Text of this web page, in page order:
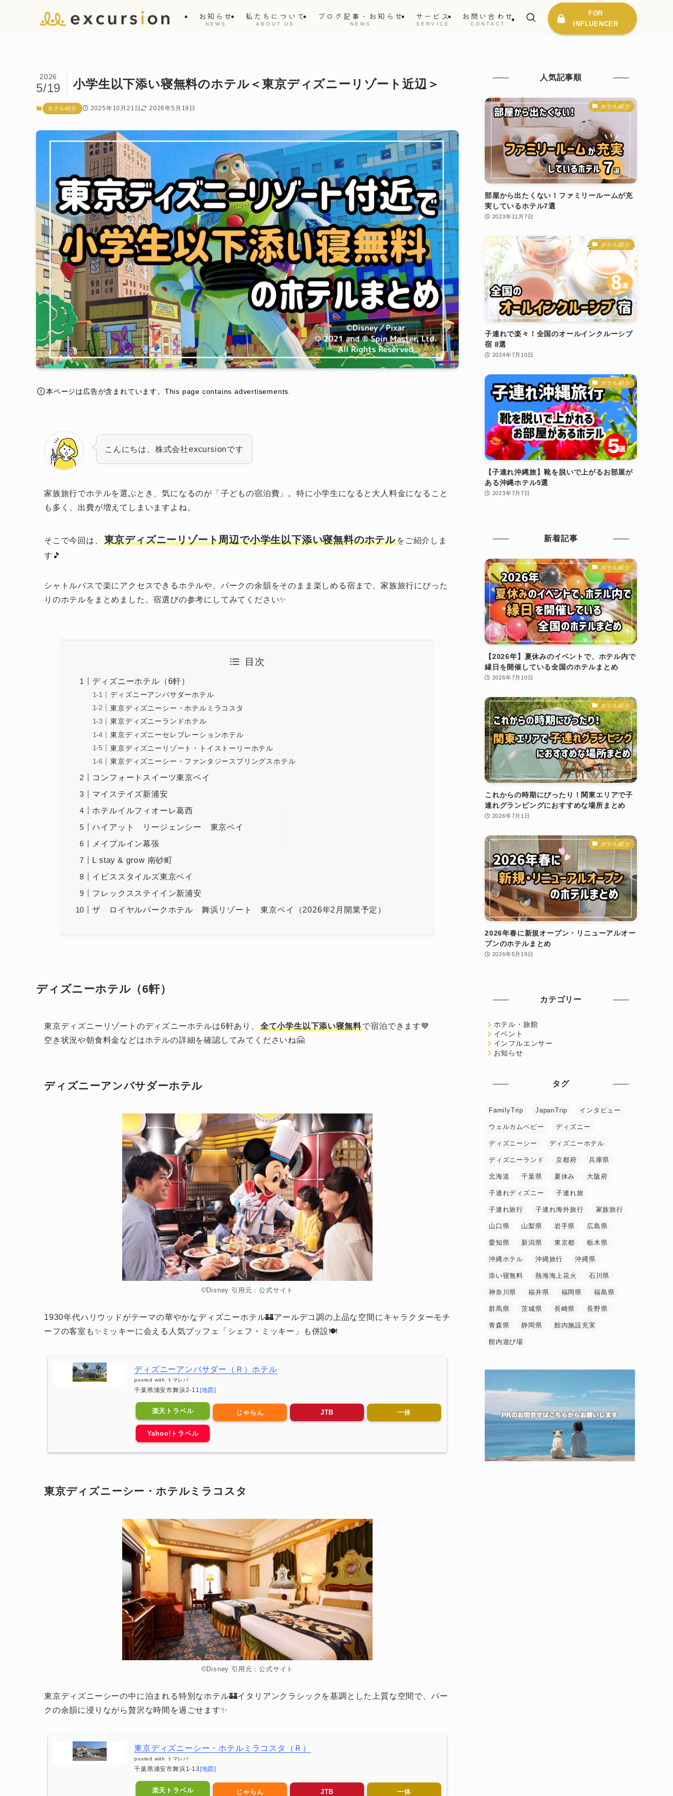
お知らせ
NEWS
私たちについて
ABOUT US
ブログ記事・お知らせ
NEWS
サービス
SERVICE
お問い合わせ
CONTACT
FOR
INFLUENCER
小学生以下添い寝無料のホテル＜東京ディズニーリゾート近辺＞
2026
5/19
ホテル紹介 2025年10月21日 2026年5月19日
本ページは広告が含まれています。This page contains advertisements.
こんにちは、株式会社excursionです
家族旅行でホテルを選ぶとき、気になるのが「子どもの宿泊費」。特に小学生になると大人料金になること
も多く、出費が増えてしまいますよね。
そこで今回は、 東京ディズニーリゾート周辺で小学生以下添い寝無料のホテル をご紹介しま
す🎵
シャトルバスで楽にアクセスできるホテルや、パークの余韻をそのまま楽しめる宿まで、家族旅行にぴった
りのホテルをまとめました。宿選びの参考にしてみてください✨
目次
ディズニーホテル（6軒）
ディズニーアンバサダーホテル
東京ディズニーシー・ホテルミラコスタ
東京ディズニーランドホテル
東京ディズニーセレブレーションホテル
東京ディズニーリゾート・トイストーリーホテル
東京ディズニーシー・ファンタジースプリングスホテル
コンフォートスイーツ東京ベイ
マイステイズ新浦安
ホテルイルフィオーレ葛西
ハイアット リージェンシー 東京ベイ
メイプルイン幕張
L stay & grow 南砂町
イビススタイルズ東京ベイ
フレックスステイイン新浦安
ザ ロイヤルパークホテル 舞浜リゾート 東京ベイ（2026年2月開業予定）
ディズニーホテル（6軒）
東京ディズニーリゾートのディズニーホテルは6軒あり、 全て小学生以下添い寝無料で宿泊できます💙
空き状況や朝食料金などはホテルの詳細を確認してみてくださいね🤗
ディズニーアンバサダーホテル
©Disney 引用元：公式サイト
1930年代ハリウッドがテーマの華やかなディズニーホテル🏰アールデコ調の上品な空間にキャラクターモチ
ーフの客室も✨ミッキーに会える人気ブッフェ「シェフ・ミッキー」も併設🍽️
ディズニーアンバサダー（Ｒ）ホテル
posted with トマレバ
千葉県浦安市舞浜2-11 [地図]
楽天トラベル じゃらん JTB 一休
Yahoo!トラベル
東京ディズニーシー・ホテルミラコスタ
©Disney 引用元：公式サイト
東京ディズニーシーの中に泊まれる特別なホテル🏰イタリアンクラシックを基調とした上質な空間で、パー
クの余韻に浸りながら贅沢な時間を過ごせます✨
東京ディズニーシー・ホテルミラコスタ（Ｒ）
posted with トマレバ
千葉県浦安市舞浜1-13 [地図]
楽天トラベル じゃらん JTB 一休
人気記事順
ホテル紹介
部屋から出たくない！ファミリールームが充
実しているホテル7選
2023年11月7日
ホテル紹介
子連れで楽々！全国のオールインクルーシブ
宿 8選
2024年7月10日
ホテル紹介
【子連れ沖縄旅】靴を脱いで上がるお部屋が
ある沖縄ホテル5選
2023年7月7日
新着記事
ホテル紹介
【2026年】夏休みのイベントで、ホテル内で
縁日を開催している全国のホテルまとめ
2026年7月10日
ホテル紹介
これからの時期にぴったり！関東エリアで子
連れグランピングにおすすめな場所まとめ
2026年7月1日
ホテル紹介
2026年春に新規オープン・リニューアルオー
プンのホテルまとめ
2026年5月19日
カテゴリー
ホテル・旅館
イベント
インフルエンサー
お知らせ
タグ
FamilyTrip JapanTrip インタビュー
ウェルカムベビー ディズニー
ディズニーシー ディズニーホテル
ディズニーランド 京都府 兵庫県
北海道 千葉県 夏休み 大阪府
子連れディズニー 子連れ旅
子連れ旅行 子連れ海外旅行 家族旅行
山口県 山梨県 岩手県 広島県
愛知県 新潟県 東京都 栃木県
沖縄ホテル 沖縄旅行 沖縄県
添い寝無料 熱海海上花火 石川県
神奈川県 福井県 福岡県 福島県
群馬県 茨城県 長崎県 長野県
青森県 静岡県 館内施設充実
館内遊び場